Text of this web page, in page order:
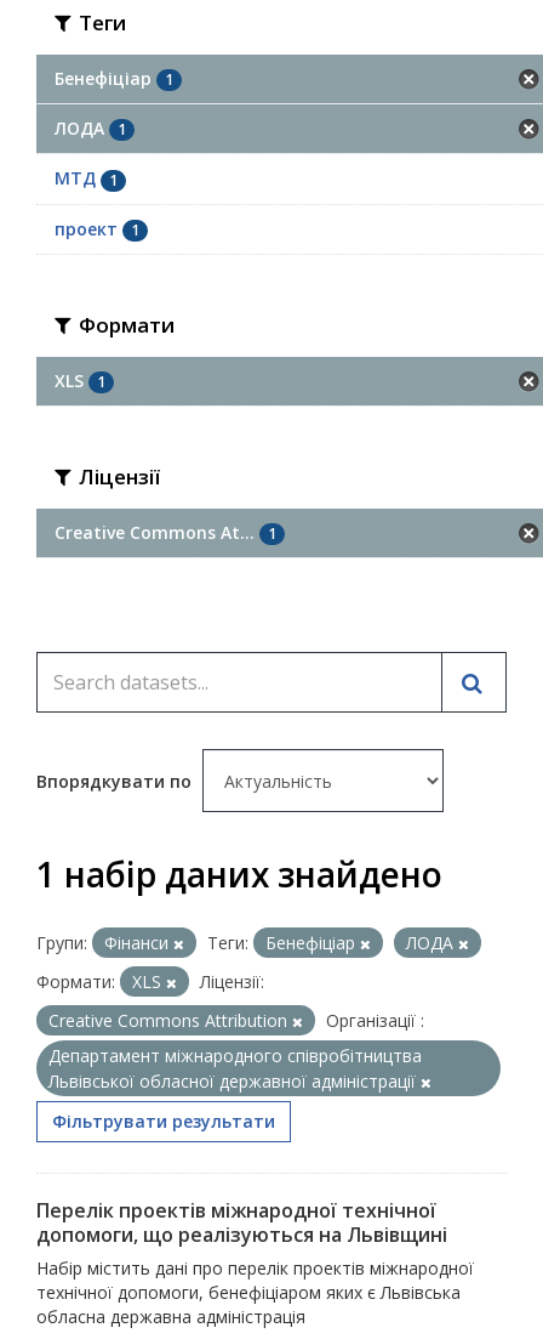
Теги
Бенефіціар 1
ЛОДА 1
МТД 1
проект 1
Формати
XLS 1
Ліцензії
Creative Commons At... 1
Впорядкувати по
1 набір даних знайдено
Групи: Фінанси Теги: Бенефіціар
ЛОДА
Формати:
XLS
Ліцензії:
Creative Commons Attribution
Організації :
Департамент міжнародного співробітництва
Львівської обласної державної адміністрації
Фільтрувати результати
Перелік проектів міжнародної технічної
допомоги, що реалізуються на Львівщині
Набір містить дані про перелік проектів міжнародної
технічної допомоги, бенефіціаром яких є Львівська
обласна державна адміністрація